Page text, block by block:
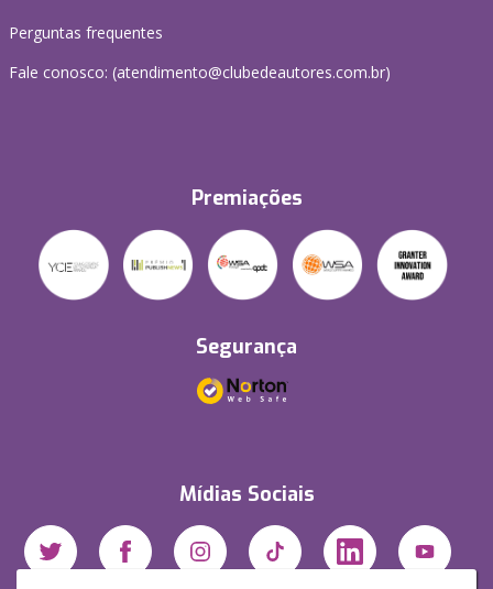
Perguntas frequentes
Fale conosco: (atendimento@clubedeautores.com.br)
Premiações
Segurança
Mídias Sociais